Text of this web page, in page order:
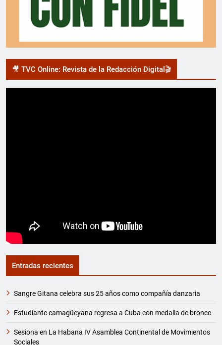
🎥 TVC Online: Revista de la Redacción Digital🎬
Entradas recientes
Sangre Gitana celebra sus 25 años como compañía danzaria
Estudiante camagüeyana regresa a Cuba con medalla de bronce
Sesiona en La Habana IV Asamblea Continental de Movimientos
Sociales